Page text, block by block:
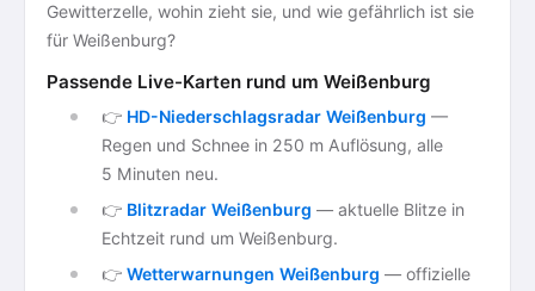
Gewitterzelle, wohin zieht sie, und wie gefährlich ist sie
für Weißenburg?
Passende Live-Karten rund um Weißenburg
👉 HD-Niederschlagsradar Weißenburg —
Regen und Schnee in 250 m Auflösung, alle
5 Minuten neu.
👉 Blitzradar Weißenburg — aktuelle Blitze in
Echtzeit rund um Weißenburg.
👉 Wetterwarnungen Weißenburg — offizielle